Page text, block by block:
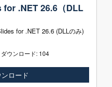
.NET 26.6（DLL
for .NET 26.6 (DLLのみ)
ダウンロード: 104
ンロード